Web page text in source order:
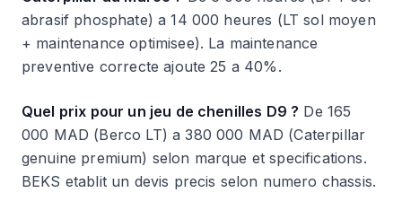
abrasif phosphate) a 14 000 heures (LT sol moyen
+ maintenance optimisee). La maintenance
preventive correcte ajoute 25 a 40%.
Quel prix pour un jeu de chenilles D9 ? De 165
000 MAD (Berco LT) a 380 000 MAD (Caterpillar
genuine premium) selon marque et specifications.
BEKS etablit un devis precis selon numero chassis.